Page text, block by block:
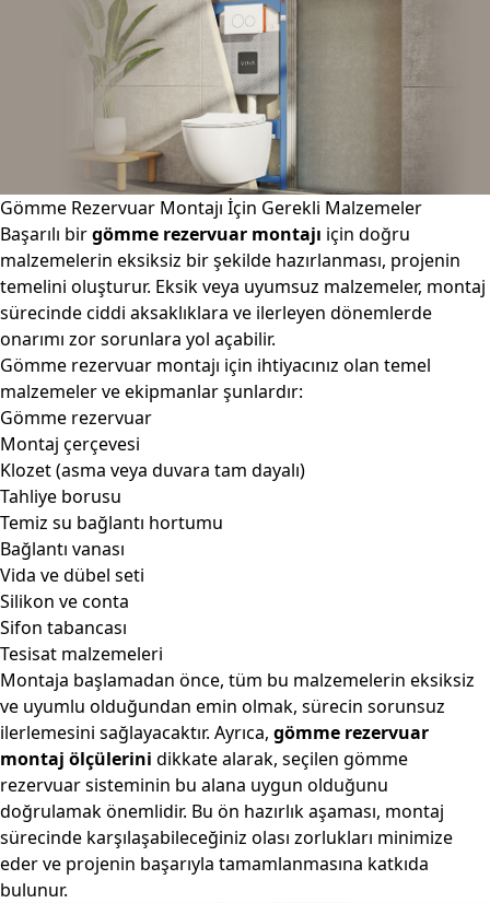
Gömme Rezervuar Montajı İçin Gerekli Malzemeler
Başarılı birgömme rezervuar montajı için doğru
malzemelerin eksiksiz bir şekilde hazırlanması, projenin
temelini oluşturur. Eksik veya uyumsuz malzemeler, montaj
sürecinde ciddi aksaklıklara ve ilerleyen dönemlerde
onarımı zor sorunlara yol açabilir.
Gömme rezervuar montajı için ihtiyacınız olan temel
malzemeler ve ekipmanlar şunlardır:
Gömme rezervuar
Montaj çerçevesi
Klozet (asma veya duvara tam dayalı)
Tahliye borusu
Temiz su bağlantı hortumu
Bağlantı vanası
Vida ve dübel seti
Silikon ve conta
Sifon tabancası
Tesisat malzemeleri
Montaja başlamadan önce, tüm bu malzemelerin eksiksiz
ve uyumlu olduğundan emin olmak, sürecin sorunsuz
ilerlemesini sağlayacaktır. Ayrıca, gömme rezervuar
montaj ölçülerini dikkate alarak, seçilen gömme
rezervuar sisteminin bu alana uygun olduğunu
doğrulamak önemlidir. Bu ön hazırlık aşaması, montaj
sürecinde karşılaşabileceğiniz olası zorlukları minimize
eder ve projenin başarıyla tamamlanmasına katkıda
bulunur.